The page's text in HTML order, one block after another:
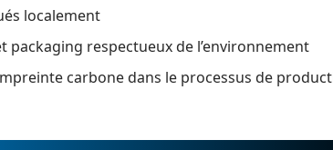
localement
packaging respectueux de l’environnement
carbone dans le processus de